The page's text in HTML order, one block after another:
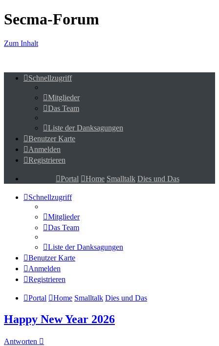
Secma-Forum
Zum Inhalt
Schnellzugriff
Mitglieder
Das Team
Liste der Danksagungen
Benutzer Karte
Anmelden
Registrieren
Portal Home Smalltalk Dies und Das
Schnellzugriff
Mitglieder
Das Team
Liste der Danksagungen
Benutzer Karte
Anmelden
Registrieren
Portal Home Smalltalk Dies und Das
Happy New Year 2026
Antworten